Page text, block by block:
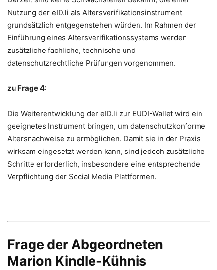
Nutzung der eID.li als Altersverifikationsinstrument
grundsätzlich entgegenstehen würden. Im Rahmen der
Einführung eines Altersverifikationssystems werden
zusätzliche fachliche, technische und
datenschutzrechtliche Prüfungen vorgenommen.
zu Frage 4:
Die Weiterentwicklung der eID.li zur EUDI-Wallet wird ein
geeignetes Instrument bringen, um datenschutzkonforme
Altersnachweise zu ermöglichen. Damit sie in der Praxis
wirksam eingesetzt werden kann, sind jedoch zusätzliche
Schritte erforderlich, insbesondere eine entsprechende
Verpflichtung der Social Media Plattformen.
Frage der Abgeordneten
Marion Kindle-Kühnis